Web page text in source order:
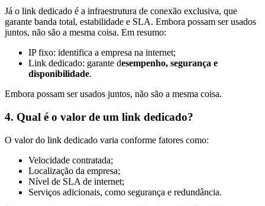
Já o link dedicado é a infraestrutura de conexão exclusiva, que
garante banda total, estabilidade e SLA. Embora possam ser usados
juntos, não são a mesma coisa. Em resumo:
IP fixo: identifica a empresa na internet;
Link dedicado: garante desempenho, segurança e
disponibilidade.
Embora possam ser usados juntos, não são a mesma coisa.
4. Qual é o valor de um link dedicado?
O valor do link dedicado varia conforme fatores como:
Velocidade contratada;
Localização da empresa;
Nível de SLA de internet;
Serviços adicionais, como segurança e redundância.